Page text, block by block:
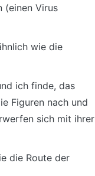
(einen Virus
wie die
ich finde, das
Figuren nach und
sich mit ihrer
die Route der